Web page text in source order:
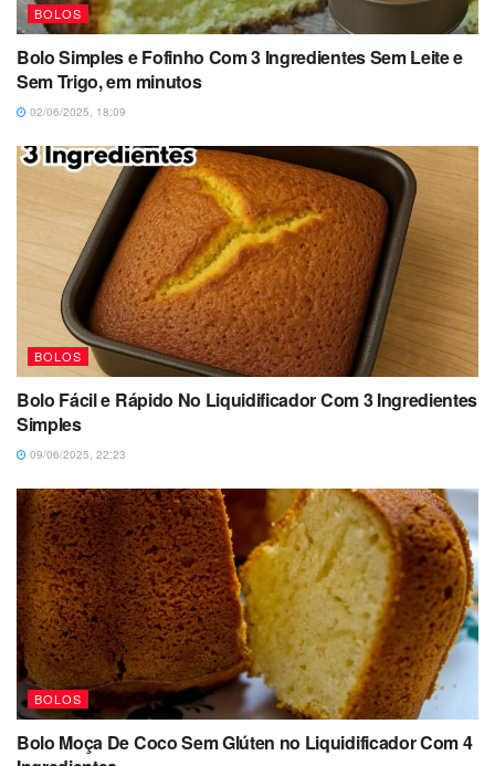
BOLOS
Bolo Simples e Fofinho Com 3 Ingredientes Sem Leite e
Sem Trigo, em minutos
02/06/2025, 18:09
BOLOS
Bolo Fácil e Rápido No Liquidificador Com 3 Ingredientes
Simples
09/06/2025, 22:23
BOLOS
Bolo Moça De Coco Sem Glúten no Liquidificador Com 4